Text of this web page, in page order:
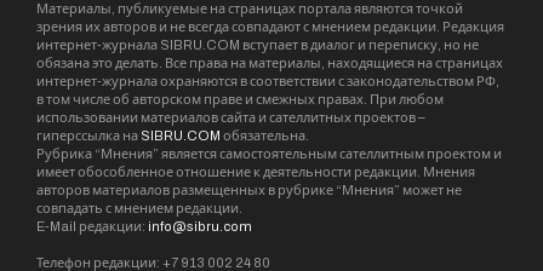
Материалы, публикуемые на страницах портала являются точкой
зрения их авторов и не всегда совпадают с мнением редакции. Редакция
интернет-журнала SIBRU.COM вступает в диалог и переписку, но не
обязана это делать. Все права на материалы, находящиеся на страницах
интернет-журнала охраняются в соответствии с законодательством РФ,
в том числе об авторском праве и смежных правах. При любом
использовании материалов сайта и сателлитных проектов –
гиперссылка на SIBRU.COM обязательна.
Рубрика “Мнения” является самостоятельным сателлитным проектом и
имеет обособленное отношение к деятельности редакции. Мнения
авторов материалов размещенных в рубрике “Мнения” может не
совпадать с мнением редакции.
E-Mail редакции: info@sibru.com
Телефон редакции: +7 913 002 24 80